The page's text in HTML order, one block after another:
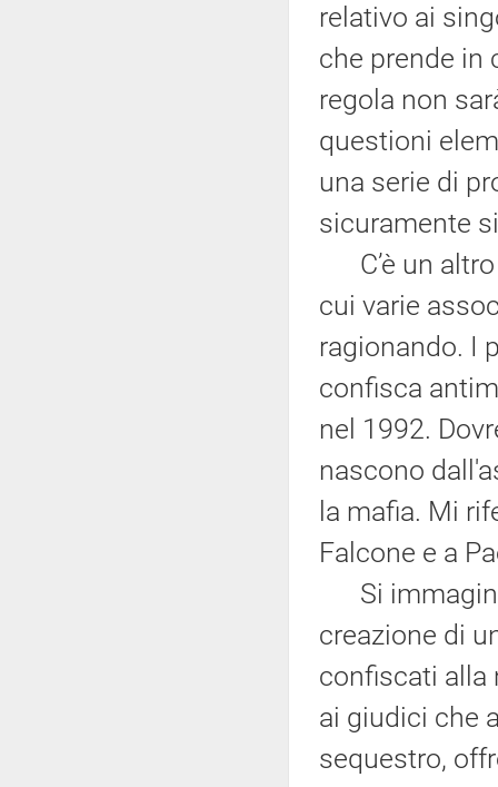
relativo ai
che prende in
regola non
questioni
una serie di
sicuramente
C’è un altro
cui varie
ragionando. I
confisca
nel 1992.
nascono
la mafia. Mi
Falcone e a
Si
creazione di
confiscati alla
ai giudici che
sequestro,